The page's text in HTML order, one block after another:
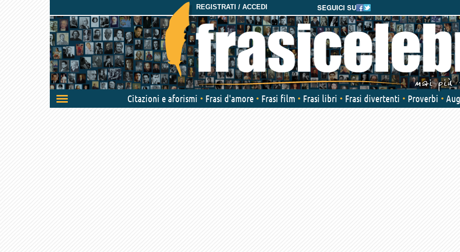
SEGUICI SU
REGISTRATI / ACCEDI
Attiva/disattiva
navigazione
Citazioni e aforismi Frasi d'amore Frasi film Frasi libri Frasi divertenti Proverbi